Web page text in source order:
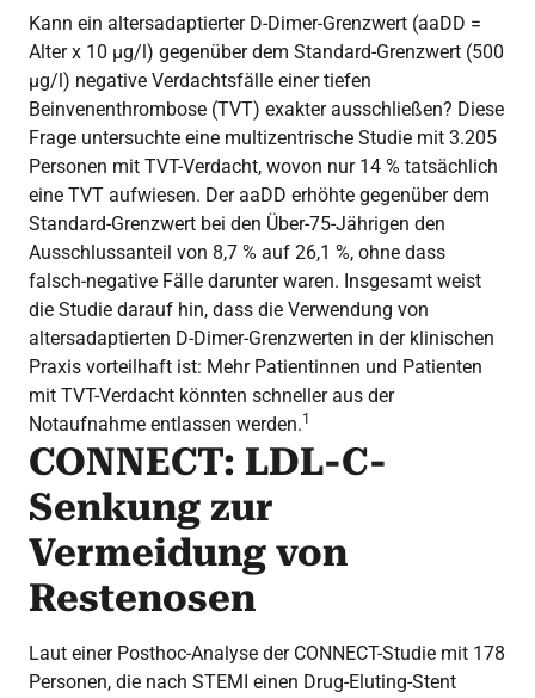
Kann ein altersadaptierter D-Dimer-Grenzwert (aaDD =
Alter x 10 μg/l) gegenüber dem Standard-Grenzwert (500
µg/l) negative Verdachtsfälle einer tiefen
Beinvenenthrombose (TVT) exakter ausschließen? Diese
Frage untersuchte eine multizentrische Studie mit 3.205
Personen mit TVT-Verdacht, wovon nur 14 % tatsächlich
eine TVT aufwiesen. Der aaDD erhöhte gegenüber dem
Standard-Grenzwert bei den Über-75-Jährigen den
Ausschlussanteil von 8,7 % auf 26,1 %, ohne dass
falsch-negative Fälle darunter waren. Insgesamt weist
die Studie darauf hin, dass die Verwendung von
altersadaptierten D-Dimer-Grenzwerten in der klinischen
Praxis vorteilhaft ist: Mehr Patientinnen und Patienten
mit TVT-Verdacht könnten schneller aus der
Notaufnahme entlassen werden.1
CONNECT: LDL-C-
Senkung zur
Vermeidung von
Restenosen
Laut einer Posthoc-Analyse der CONNECT-Studie mit 178
Personen, die nach STEMI einen Drug-Eluting-Stent